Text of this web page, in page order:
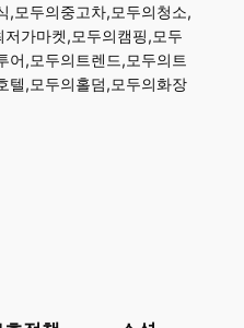
,모두의중고차,모두의청소,
가마켓,모두의캠핑,모두
어,모두의트렌드,모두의트
텔,모두의홀덤,모두의화장